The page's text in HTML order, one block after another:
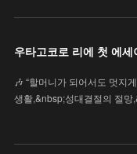
🎶 “할머니가 되어서도 멋지
생활,&nbsp;성대결절의 절